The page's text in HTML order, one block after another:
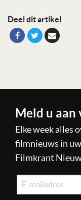
Deel dit artikel
Meld u aan
Elke week alles
filmnieuws in
Filmkrant